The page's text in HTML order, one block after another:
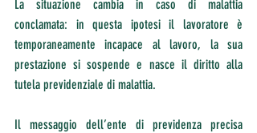
La situazione cambia in caso di malattia
conclamata: in questa ipotesi il lavoratore è
temporaneamente incapace al lavoro, la sua
prestazione si sospende e nasce il diritto alla
tutela previdenziale di malattia.
Il messaggio dell’ente di previdenza precisa